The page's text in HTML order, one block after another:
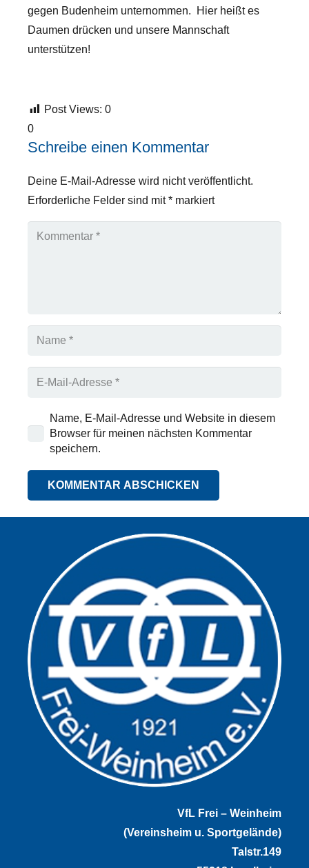
gegen Budenheim unternommen. Hier heißt es
Daumen drücken und unsere Mannschaft
unterstützen!
Post Views: 0
0
Schreibe einen Kommentar
Deine E-Mail-Adresse wird nicht veröffentlicht.
Erforderliche Felder sind mit* markiert
Name, E-Mail-Adresse und Website in diesem
Browser für meinen nächsten Kommentar
speichern.
KOMMENTAR ABSCHICKEN
VfL Frei – Weinheim
(Vereinsheim u. Sportgelände)
Talstr.149